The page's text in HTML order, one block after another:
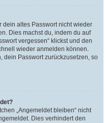
dein altes Passwort nicht wieder
Dies machst du, indem du auf
vergessen“ klickst und den
wieder anmelden können.
dein Passwort zurückzusetzen, so
„Angemeldet bleiben“ nicht
Dies verhindert den